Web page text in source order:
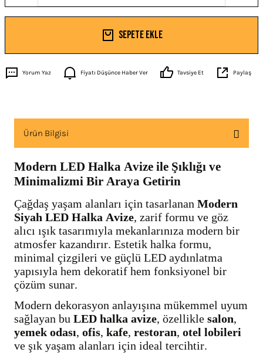
Sepete Ekle
Yorum Yaz Fiyatı Düşünce Haber Ver Tavsiye Et Paylaş
Ürün Bilgisi
Modern LED Halka Avize ile Şıklığı ve
Minimalizmi Bir Araya Getirin
Çağdaş yaşam alanları için tasarlanan Modern
Siyah LED Halka Avize, zarif formu ve göz
alıcı ışık tasarımıyla mekanlarınıza modern bir
atmosfer kazandırır. Estetik halka formu,
minimal çizgileri ve güçlü LED aydınlatma
yapısıyla hem dekoratif hem fonksiyonel bir
çözüm sunar.
Modern dekorasyon anlayışına mükemmel uyum
sağlayan bu LED halka avize, özellikle salon,
yemek odası, ofis, kafe, restoran, otel lobileri
ve şık yaşam alanları için ideal tercihtir.